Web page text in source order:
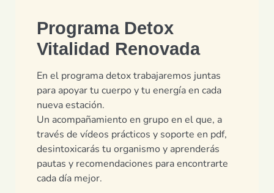
Programa Detox
Vitalidad Renovada
En el programa detox trabajaremos juntas
para apoyar tu cuerpo y tu energía en cada
nueva estación.
Un acompañamiento en grupo en el que, a
través de vídeos prácticos y soporte en pdf,
desintoxicarás tu organismo y aprenderás
pautas y recomendaciones para encontrarte
cada día mejor.